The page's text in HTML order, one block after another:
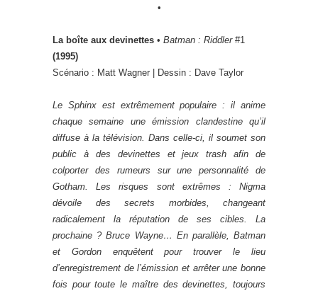
•
La boîte aux devinettes • Batman : Riddler #1
(1995)
Scénario : Matt Wagner | Dessin : Dave Taylor
Le Sphinx est extrêmement populaire : il anime
chaque semaine une émission clandestine qu’il
diffuse à la télévision. Dans celle-ci, il soumet son
public à des devinettes et jeux trash afin de
colporter des rumeurs sur une personnalité de
Gotham. Les risques sont extrêmes : Nigma
dévoile des secrets morbides, changeant
radicalement la réputation de ses cibles. La
prochaine ? Bruce Wayne… En parallèle, Batman
et Gordon enquêtent pour trouver le lieu
d’enregistrement de l’émission et arrêter une bonne
fois pour toute le maître des devinettes, toujours